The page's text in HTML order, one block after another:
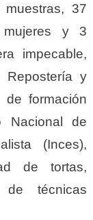
37
mujeres y 3
impecable,
Repostería y
de formación
Nacional de
(Inces),
de tortas,
técnicas